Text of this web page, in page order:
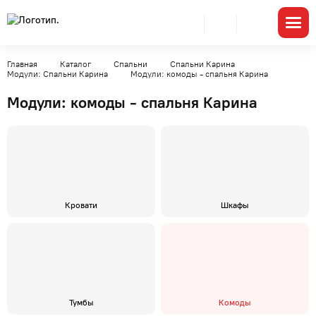
Главная Каталог Спальни
Спальни Карина
Модули: Спальни Карина
Модули: комоды - спальня Карина
Модули: комоды - спальня Карина
Кровати Шкафы
Тумбы Комоды